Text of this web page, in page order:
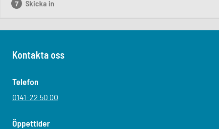
Skicka in
Kontakta oss
Telefon
0141-22 50 00
Öppettider